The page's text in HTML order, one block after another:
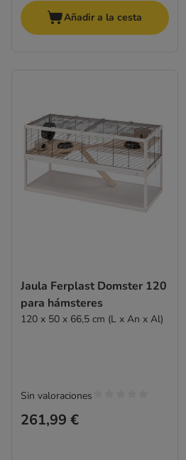
Añadir a la cesta
Jaula Ferplast Domster 120
para hámsteres
120 x 50 x 66,5 cm (L x An x Al)
261,99 €
Sin valoraciones